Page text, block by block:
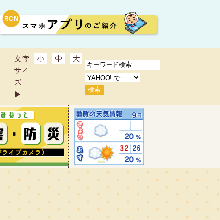
文字
サイ
ズ
▶︎
小 中 大